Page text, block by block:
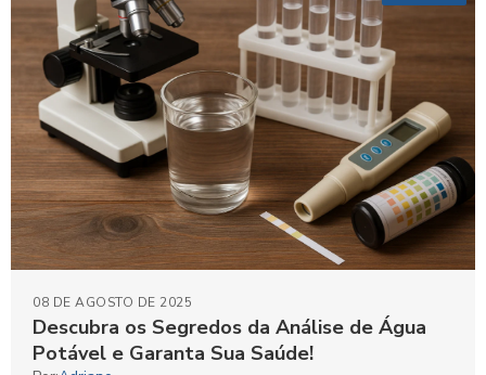
Descubra os Segredos da Análise de Água
Potável e Garanta Sua Saúde!
08 DE AGOSTO DE 2025